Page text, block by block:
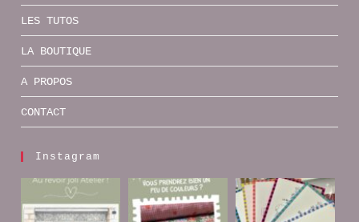
LES TUTOS
LA BOUTIQUE
A PROPOS
CONTACT
Instagram